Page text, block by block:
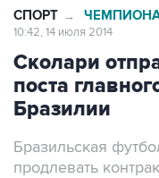
СПОРТ →
10:42, 14 июля 2014
Сколари
поста
Бразилии
Бразильская
продлевать